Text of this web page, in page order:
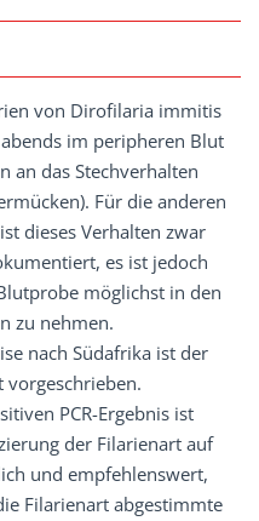
von Dirofilaria immitis
im peripheren Blut
an das Stechverhalten
Für die anderen
dieses Verhalten zwar
es ist jedoch
möglichst in den
zu nehmen.
nach Südafrika ist der
vorgeschrieben.
PCR-Ergebnis ist
der Filarienart auf
und empfehlenswert,
Filarienart abgestimmte